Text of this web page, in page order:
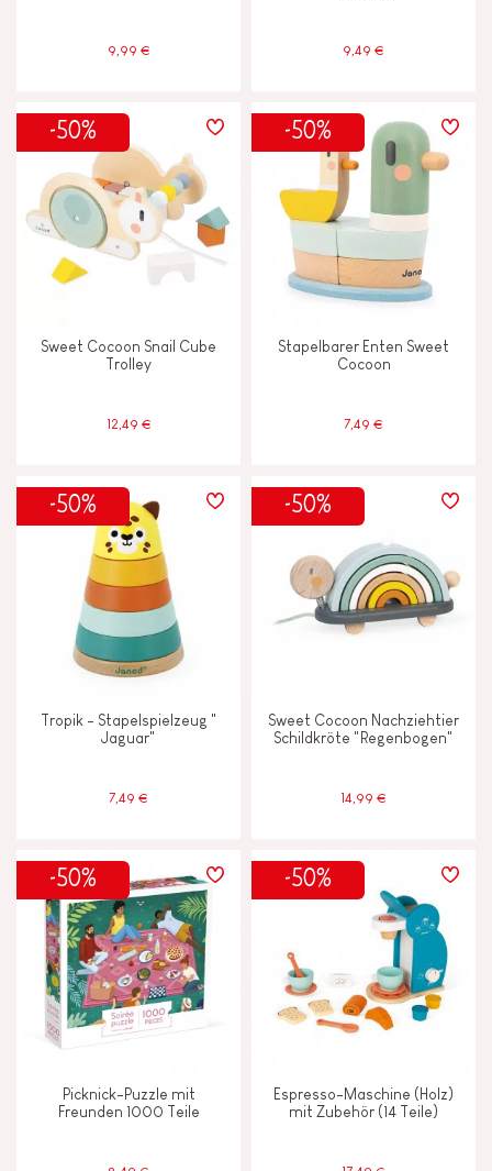
9,99 € 9,49 €
-50%
Sweet Cocoon Snail Cube
Trolley
12,49 €
-50%
Stapelbarer Enten Sweet
Cocoon
7,49 €
-50%
Tropik - Stapelspielzeug "
Jaguar"
7,49 €
-50%
Sweet Cocoon Nachziehtier
Schildkröte "Regenbogen"
14,99 €
-50%
Picknick-Puzzle mit
Freunden 1000 Teile
-50%
Espresso-Maschine (Holz)
mit Zubehör (14 Teile)